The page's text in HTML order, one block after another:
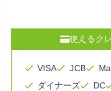
使えるク
VISA JCB
ダイナーズ
DC